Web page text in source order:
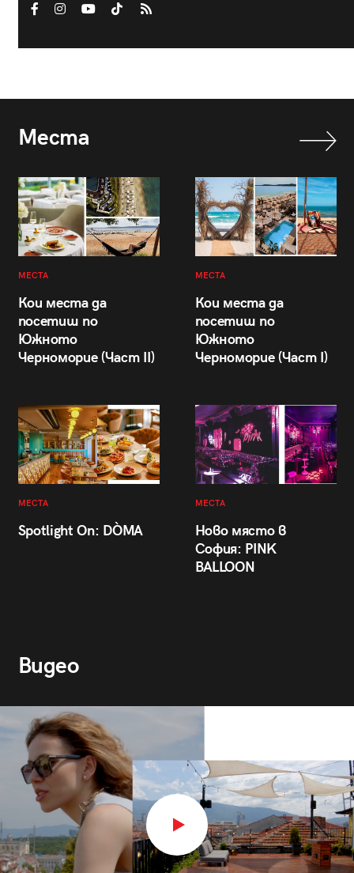
Места
МЕСТА
Кои места да
посетиш по
Южното
Черноморие (Част II)
МЕСТА
Кои места да
посетиш по
Южното
Черноморие (Част I)
МЕСТА
Spotlight On: DÒMA
МЕСТА
Ново място в
София: PINK
BALLOON
Видео